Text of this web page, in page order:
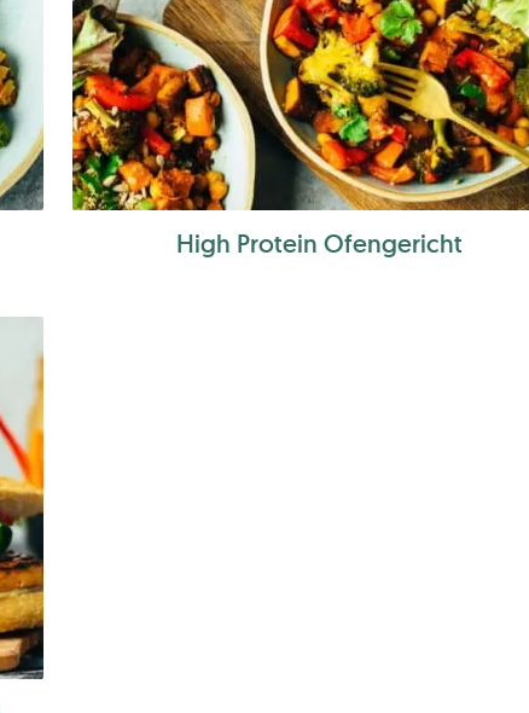
High Protein Ofengericht